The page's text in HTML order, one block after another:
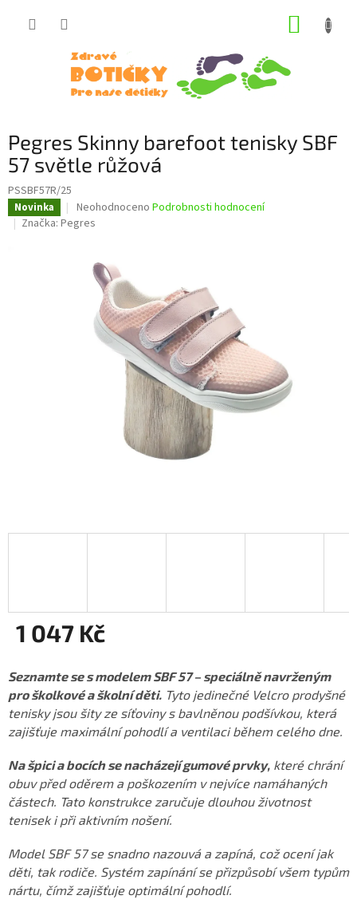
Pegres Skinny barefoot tenisky SBF
57 světle růžová
PSSBF57R/25
Novinka
Průměrné
hodnocení
hvězdiček.
Neohodnoceno Podrobnosti hodnocení
Značka: Pegres
1 047 Kč
cena:
Seznamte se s modelem SBF 57 – speciálně navrženým
pro školkové a školní děti. Tyto jedinečné Velcro prodyšné
tenisky jsou šity ze síťoviny s bavlněnou podšívkou, která
zajišťuje maximální pohodlí a ventilaci během celého dne.
Na špici a bocích se nacházejí gumové prvky, které chrání
obuv před oděrem a poškozením v nejvíce namáhaných
částech. Tato konstrukce zaručuje dlouhou životnost
tenisek i při aktivním nošení.
Model SBF 57 se snadno nazouvá a zapíná, což ocení jak
děti, tak rodiče. Systém zapínání se přizpůsobí všem typům
nártu, čímž zajišťuje optimální pohodlí.